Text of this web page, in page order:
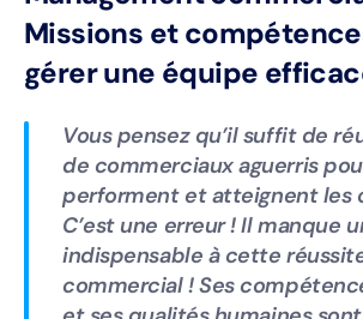
Missions et
gérer une équipe
Vous pensez qu’il suffit de
de commerciaux aguerris
performent et atteignent les
C’est une erreur ! Il manque
indispensable à cette
commercial ! Ses